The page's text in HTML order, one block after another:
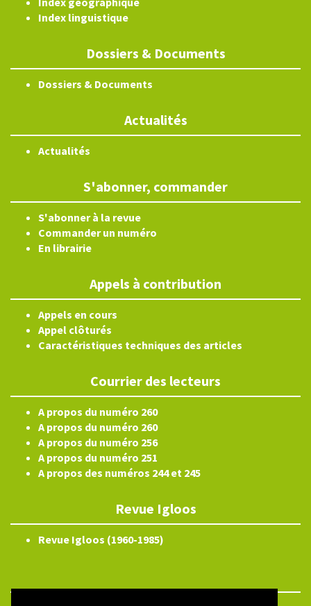
Index linguistique
Dossiers & Documents
Dossiers & Documents
Actualités
Actualités
S'abonner, commander
S'abonner à la revue
Commander un numéro
En librairie
Appels à contribution
Appels en cours
Appel clôturés
Caractéristiques techniques des articles
Courrier des lecteurs
A propos du numéro 260
A propos du numéro 260
A propos du numéro 256
A propos du numéro 251
A propos des numéros 244 et 245
Revue Igloos
Revue Igloos (1960-1985)